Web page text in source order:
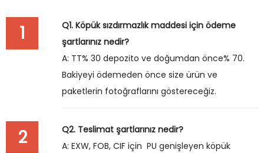
1
Q1. Köpük sızdırmazlık maddesi için ödeme
şartlarınız nedir?
A: TT% 30 depozito ve doğumdan önce% 70.
Bakiyeyi ödemeden önce size ürün ve
paketlerin fotoğraflarını göstereceğiz.
2
Q2. Teslimat şartlarınız nedir?
A: EXW, FOB, CIF için PU genişleyen köpük